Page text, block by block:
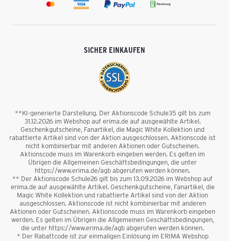
SICHER EINKAUFEN
**KI-generierte Darstellung. Der Aktionscode Schule35 gilt bis zum
31.12.2026 im Webshop auf erima.de auf ausgewählte Artikel.
Geschenkgutscheine, Fanartikel, die Magic White Kollektion und
rabattierte Artikel sind von der Aktion ausgeschlossen. Aktionscode ist
nicht kombinierbar mit anderen Aktionen oder Gutscheinen.
Aktionscode muss im Warenkorb eingeben werden. Es gelten im
Übrigen die Allgemeinen Geschäftsbedingungen, die unter
https://www.erima.de/agb abgerufen werden können.
** Der Aktionscode Schule26 gilt bis zum 13.09.2026 im Webshop auf
erima.de auf ausgewählte Artikel. Geschenkgutscheine, Fanartikel, die
Magic White Kollektion und rabattierte Artikel sind von der Aktion
ausgeschlossen. Aktionscode ist nicht kombinierbar mit anderen
Aktionen oder Gutscheinen. Aktionscode muss im Warenkorb eingeben
werden. Es gelten im Übrigen die Allgemeinen Geschäftsbedingungen,
die unter https://www.erima.de/agb abgerufen werden können.
* Der Rabattcode ist zur einmaligen Einlösung im ERIMA Webshop